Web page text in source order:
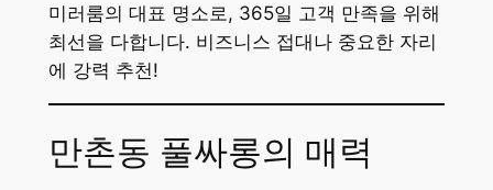
미러룸의 대표 명소로, 365일 고객 만족을 위해
최선을 다합니다. 비즈니스 접대나 중요한 자리
에 강력 추천!
만촌동 풀싸롱의 매력